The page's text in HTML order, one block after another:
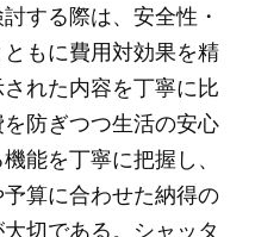
する際は、安全性・
もに費用対効果を精
れた内容を丁寧に比
防ぎつつ生活の安心
能を丁寧に把握し、
算に合わせた納得の
切である。シャッタ